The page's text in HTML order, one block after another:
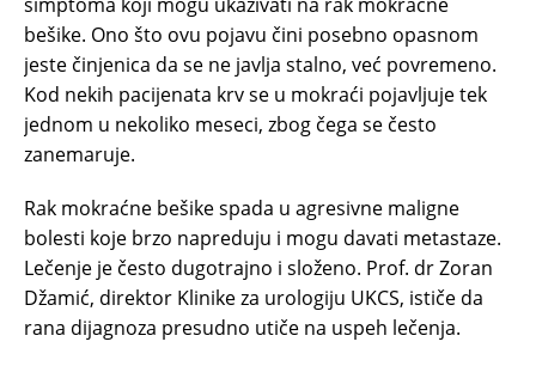
bešike. Ono što ovu pojavu čini posebno opasnom
jeste činjenica da se ne javlja stalno, već povremeno.
Kod nekih pacijenata krv se u mokraći pojavljuje tek
jednom u nekoliko meseci, zbog čega se često
zanemaruje.
Rak mokraćne bešike spada u agresivne maligne
bolesti koje brzo napreduju i mogu davati metastaze.
Lečenje je često dugotrajno i složeno. Prof. dr Zoran
Džamić, direktor Klinike za urologiju UKCS, ističe da
rana dijagnoza presudno utiče na uspeh lečenja.